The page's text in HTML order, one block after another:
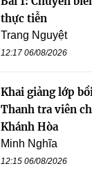
thực tiễn
Trang Nguyệt
12:17 06/08/2026
Khai giảng lớp
Thanh tra viên
Khánh Hòa
Minh Nghĩa
12:15 06/08/2026